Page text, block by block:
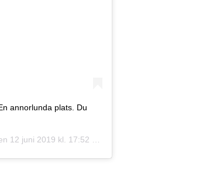
annorlunda plats. Du
juni 2019 kl. 17:52 PDT